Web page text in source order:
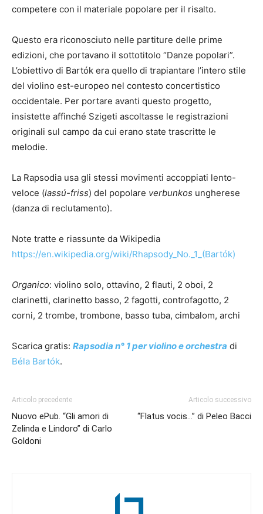
competere con il materiale popolare per il risalto.
Questo era riconosciuto nelle partiture delle prime
edizioni, che portavano il sottotitolo “Danze popolari”.
L’obiettivo di Bartók era quello di trapiantare l’intero stile
del violino est-europeo nel contesto concertistico
occidentale. Per portare avanti questo progetto,
insistette affinché Szigeti ascoltasse le registrazioni
originali sul campo da cui erano state trascritte le
melodie.
La Rapsodia usa gli stessi movimenti accoppiati lento-
veloce (lassú-friss) del popolare verbunkos ungherese
(danza di reclutamento).
Note tratte e riassunte da Wikipedia
https://en.wikipedia.org/wiki/Rhapsody_No._1_(Bartók)
Organico: violino solo, ottavino, 2 flauti, 2 oboi, 2
clarinetti, clarinetto basso, 2 fagotti, controfagotto, 2
corni, 2 trombe, trombone, basso tuba, cimbalom, archi
Scarica gratis: Rapsodia n° 1 per violino e orchestra di
Béla Bartók.
Articolo precedente
Nuovo ePub. “Gli amori di
Zelinda e Lindoro” di Carlo
Goldoni
Articolo successivo
“Flatus vocis…” di Peleo Bacci